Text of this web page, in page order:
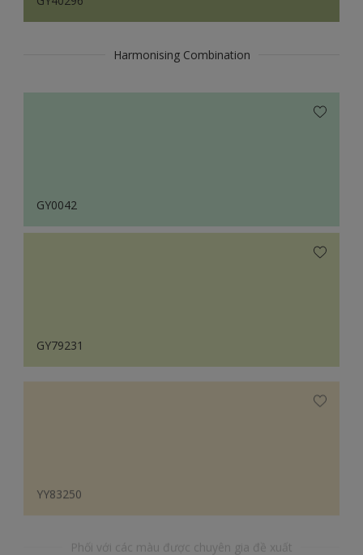
Harmonising Combination
GY0042
GY79231